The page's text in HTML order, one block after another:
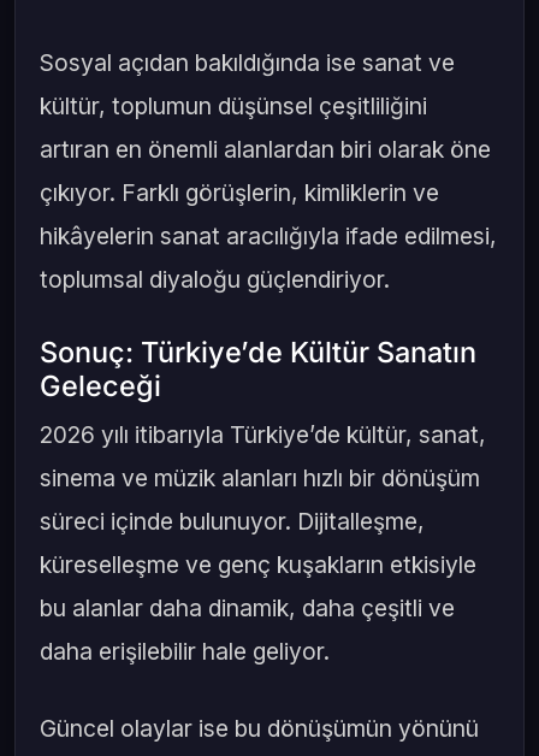
Sosyal açıdan bakıldığında ise sanat ve
kültür, toplumun düşünsel çeşitliliğini
artıran en önemli alanlardan biri olarak öne
çıkıyor. Farklı görüşlerin, kimliklerin ve
hikâyelerin sanat aracılığıyla ifade edilmesi,
toplumsal diyaloğu güçlendiriyor.
Sonuç: Türkiye’de Kültür Sanatın
Geleceği
2026 yılı itibarıyla Türkiye’de kültür, sanat,
sinema ve müzik alanları hızlı bir dönüşüm
süreci içinde bulunuyor. Dijitalleşme,
küreselleşme ve genç kuşakların etkisiyle
bu alanlar daha dinamik, daha çeşitli ve
daha erişilebilir hale geliyor.
Güncel olaylar ise bu dönüşümün yönünü